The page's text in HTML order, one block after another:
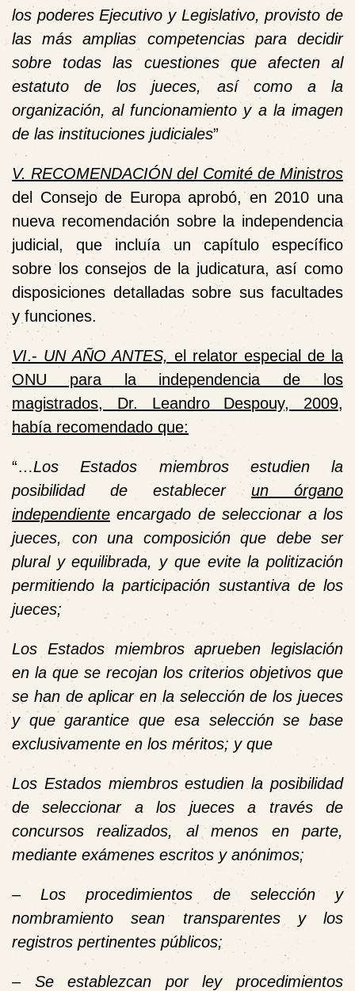
los poderes Ejecutivo y Legislativo, provisto de
las más amplias competencias para decidir
sobre todas las cuestiones que afecten al
estatuto de los jueces, así como a la
organización, al funcionamiento y a la imagen
de las instituciones judiciales”
V. RECOMENDACIÓN del Comité de Ministros
del Consejo de Europa aprobó, en 2010 una
nueva recomendación sobre la independencia
judicial, que incluía un capítulo específico
sobre los consejos de la judicatura, así como
disposiciones detalladas sobre sus facultades
y funciones.
VI.- UN AÑO ANTES, el relator especial de la
ONU para la independencia de los
magistrados, Dr. Leandro Despouy, 2009,
había recomendado que:
“…Los Estados miembros estudien la
posibilidad de establecerun órgano
independiente encargado de seleccionar a los
jueces, con una composición que debe ser
plural y equilibrada, y que evite la politización
permitiendo la participación sustantiva de los
jueces;
Los Estados miembros aprueben legislación
en la que se recojan los criterios objetivos que
se han de aplicar en la selección de los jueces
y que garantice que esa selección se base
exclusivamente en los méritos; y que
Los Estados miembros estudien la posibilidad
de seleccionar a los jueces a través de
concursos realizados, al menos en parte,
mediante exámenes escritos y anónimos;
– Los procedimientos de selección y
nombramiento sean transparentes y los
registros pertinentes públicos;
– Se establezcan por ley procedimientos